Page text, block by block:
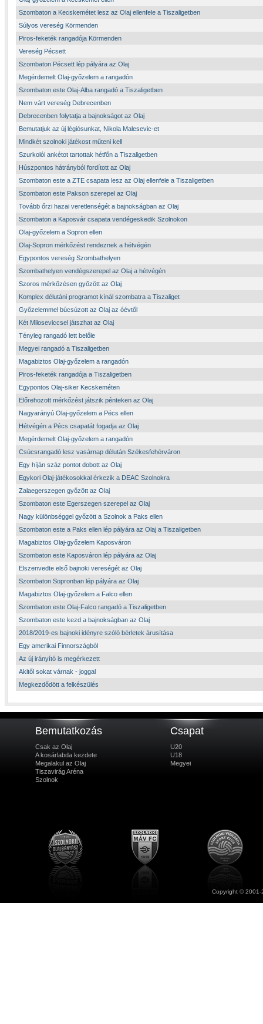
Szombaton a Kecskemétet lesz az Olaj ellenfele a Tiszaligetben
Súlyos vereség Körmenden
Piros-feketék rangadója Körmenden
Vereség Pécsett
Szombaton Pécsett lép pályára az Olaj
Megérdemelt Olaj-győzelem a rangadón
Szombaton este Olaj-Alba rangadó a Tiszaligetben
Nem várt vereség Debrecenben
Debrecenben folytatja a bajnokságot az Olaj
Bemutatjuk az új légiósunkat, Nikola Malesevic-et
Mindkét szolnoki játékost műteni kell
Szurkolói ankétot tartottak hétfőn a Tiszaligetben
Húszpontos hátrányból fordított az Olaj
Szombaton este a ZTE csapata lesz az Olaj ellenfele a Tiszaligetben
Szombaton este Pakson szerepel az Olaj
Tovább őrzi hazai veretlenségét a bajnokságban az Olaj
Szombaton a Kaposvár csapata vendégeskedik Szolnokon
Olaj-győzelem a Sopron ellen
Olaj-Sopron mérkőzést rendeznek a hétvégén
Egypontos vereség Szombathelyen
Szombathelyen vendégszerepel az Olaj a hétvégén
Szoros mérkőzésen győzött az Olaj
Komplex délutáni programot kínál szombatra a Tiszaliget
Győzelemmel búcsúzott az Olaj az óévtől
Két Miloseviccsel játszhat az Olaj
Tényleg rangadó lett belőle
Megyei rangadó a Tiszaligetben
Magabiztos Olaj-győzelem a rangadón
Piros-feketék rangadója a Tiszaligetben
Egypontos Olaj-siker Kecskeméten
Előrehozott mérkőzést játszik pénteken az Olaj
Nagyarányú Olaj-győzelem a Pécs ellen
Hétvégén a Pécs csapatát fogadja az Olaj
Megérdemelt Olaj-győzelem a rangadón
Csúcsrangadó lesz vasárnap délután Székesfehérváron
Egy híján száz pontot dobott az Olaj
Egykori Olaj-játékosokkal érkezik a DEAC Szolnokra
Zalaegerszegen győzött az Olaj
Szombaton este Egerszegen szerepel az Olaj
Nagy különbséggel győzött a Szolnok a Paks ellen
Szombaton este a Paks ellen lép pályára az Olaj a Tiszaligetben
Magabiztos Olaj-győzelem Kaposváron
Szombaton este Kaposváron lép pályára az Olaj
Elszenvedte első bajnoki vereségét az Olaj
Szombaton Sopronban lép pályára az Olaj
Magabiztos Olaj-győzelem a Falco ellen
Szombaton este Olaj-Falco rangadó a Tiszaligetben
Szombaton este kezd a bajnokságban az Olaj
2018/2019-es bajnoki idényre szóló bérletek árusítása
Egy amerikai Finnországból
Az új irányító is megérkezett
Akitől sokat várnak - joggal
Megkezdődött a felkészülés
Bemutatkozás
Csak az Olaj
A kosárlabda kezdete
Megalakul az Olaj
Tiszavirág Aréna
Szolnok
Csapat
U20
U18
Megyei
Copyright ©